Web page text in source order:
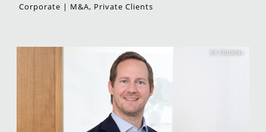
Corporate | M&A, Private Clients
OF COUNSEL